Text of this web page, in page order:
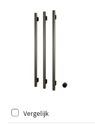
Vergelijk